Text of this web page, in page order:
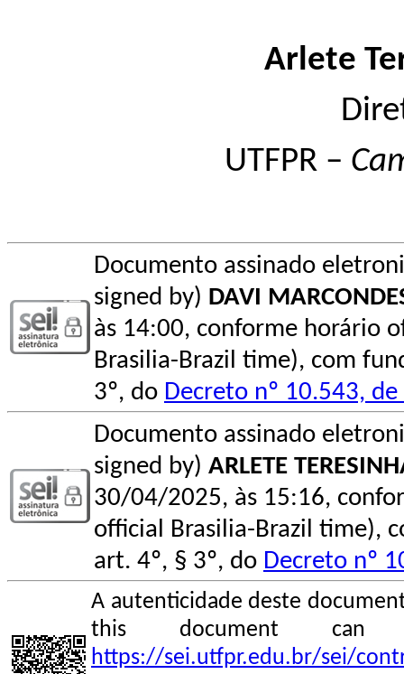
Arlete
UTFPR –
Documento assinado
signed by) DAVI
às 14:00, conforme horário
Brasilia-Brazil time), com
3º, do Decreto nº 10.543,
Documento assinado
signed by) ARLETE
30/04/2025, às 15:16,
official Brasilia-Brazil time),
art. 4º, § 3º, do Decreto nº
A autenticidade deste
this document
https://sei.utfpr.edu.br/sei/